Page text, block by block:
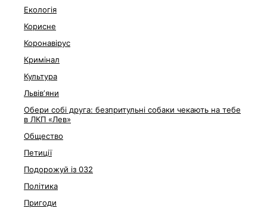
Екологія
Корисне
Коронавірус
Кримінал
Культура
Львівʼяни
Обери собі друга: безпритульні собаки чекають на тебе
в ЛКП «Лев»
Общество
Петиції
Подорожуй із 032
Політика
Пригоди